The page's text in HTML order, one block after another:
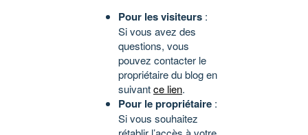
Pour les visiteurs :
Si vous avez des
questions, vous
pouvez contacter le
propriétaire du blog en
suivantce lien.
Pour le propriétaire :
Si vous souhaitez